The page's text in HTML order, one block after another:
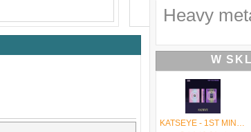
Heavy
W
KATSEYE - 1ST MINI ALBUM (SIS (Soft Is Strong))